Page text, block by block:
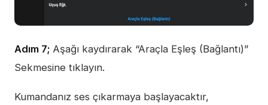
Adım 7; Aşağı kaydırarak “Araçla Eşleş (Bağlantı)”
Sekmesine tıklayın.
Kumandanız ses çıkarmaya başlayacaktır,